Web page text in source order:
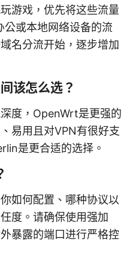
游戏，优先将这些流量
或本地网络设备的流
名分流开始，逐步增加
该怎么选？
度，OpenWrt是更强的
易用且对VPN有很好支
是更合适的选择。
如何配置、哪种协议以
度。请确保使用强加
暴露的端口进行严格控